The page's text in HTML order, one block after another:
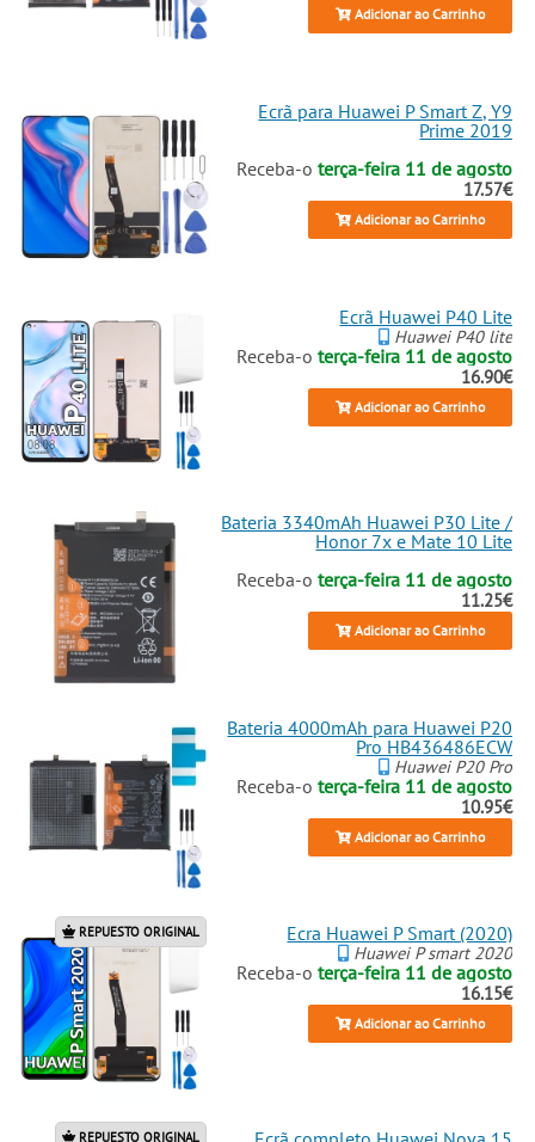
Adicionar ao Carrinho
Ecrã para Huawei P Smart Z, Y9
Prime 2019
Receba-oterça-feira 11 de agosto
17.57€
Adicionar ao Carrinho
Ecrã Huawei P40 Lite
Huawei P40 lite
Receba-oterça-feira 11 de agosto
16.90€
Adicionar ao Carrinho
Bateria 3340mAh Huawei P30 Lite /
Honor 7x e Mate 10 Lite
Receba-oterça-feira 11 de agosto
11.25€
Adicionar ao Carrinho
Bateria 4000mAh para Huawei P20
Pro HB436486ECW
Huawei P20 Pro
Receba-oterça-feira 11 de agosto
10.95€
Adicionar ao Carrinho
REPUESTO ORIGINAL Ecra Huawei P Smart (2020)
Huawei P smart 2020
Receba-oterça-feira 11 de agosto
16.15€
Adicionar ao Carrinho
REPUESTO ORIGINAL